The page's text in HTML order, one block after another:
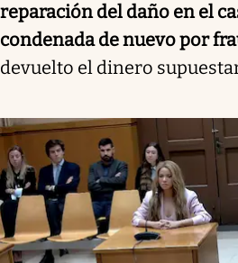
reparación del daño en el
condenada de nuevo por
devuelto el dinero